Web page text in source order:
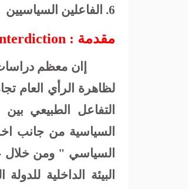
6. الفاعلين السياسيين
مقدمة :
إان معظم
لظاهرة الرأي العام
التفاعل الطبيعي
السياسية من جانب
السياسي " ومن خلال
البيئة الداخلية